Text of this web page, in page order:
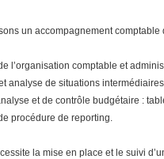
un accompagnement comptable
l’organisation comptable et
analyse de situations
et de contrôle budgétaire :
procédure de reporting.
la mise en place et le suivi